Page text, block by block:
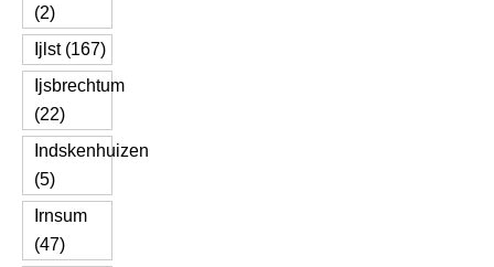
(2)
Ijlst (167)
Ijsbrechtum
(22)
Indskenhuizen
(5)
Irnsum
(47)